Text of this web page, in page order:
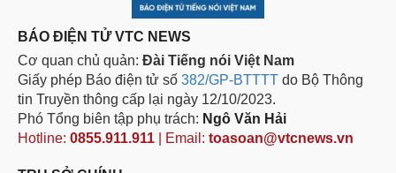
BÁO ĐIỆN TỬ VTC NEWS
Cơ quan chủ quản: Đài Tiếng nói Việt Nam
Giấy phép Báo điện tử số 382/GP-BTTTT do Bộ Thông
tin Truyền thông cấp lại ngày 12/10/2023.
Phó Tổng biên tập phụ trách: Ngô Văn Hải
Hotline: 0855.911.911 | Email: toasoan@vtcnews.vn